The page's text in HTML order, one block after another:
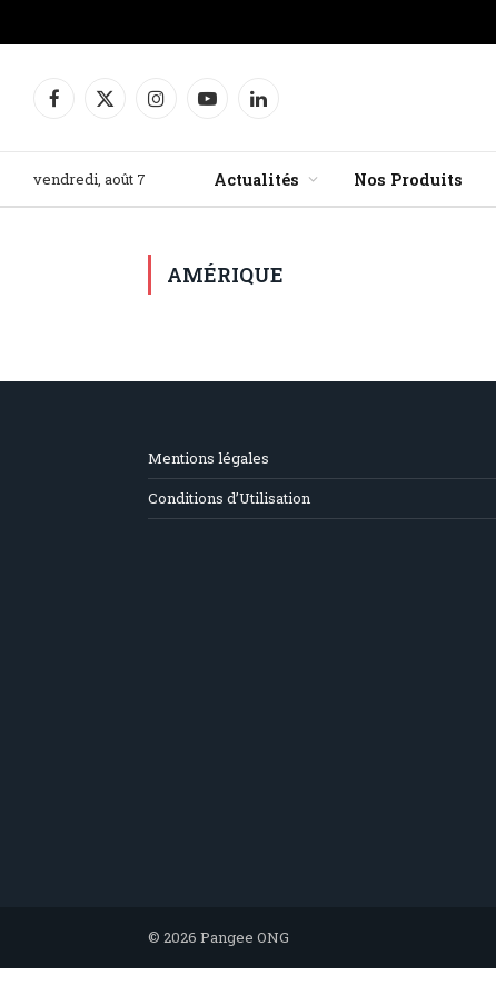
Facebook
X
InstagramYouTubeLinkedIn
vendredi, août 7 Actualités Nos Produits
AMÉRIQUE
Mentions légales
Conditions d’Utilisation
© 2026 Pangee ONG